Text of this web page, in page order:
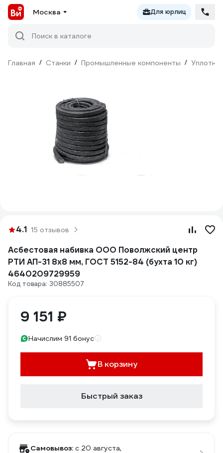
Москва Для юрлиц
Поиск в каталоге
Главная / Станки / Промышленные компоненты /
4.1 15 отзывов
Асбестовая набивка ООО Поволжский центр
РТИ АП-31 8x8 мм, ГОСТ 5152-84 (бухта 10 кг)
4640209729959
Код товара: 30885507
9 151 ₽
Начислим 91 бонус
В корзину
Быстрый заказ
Самовывоз: c 20 августа,